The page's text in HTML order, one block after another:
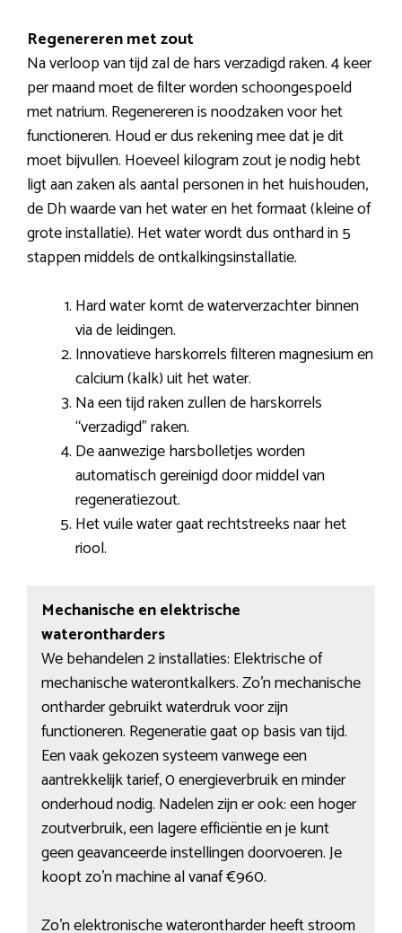
Regenereren met zout
Na verloop van tijd zal de hars verzadigd raken. 4 keer
per maand moet de filter worden schoongespoeld
met natrium. Regenereren is noodzaken voor het
functioneren. Houd er dus rekening mee dat je dit
moet bijvullen. Hoeveel kilogram zout je nodig hebt
ligt aan zaken als aantal personen in het huishouden,
de Dh waarde van het water en het formaat (kleine of
grote installatie). Het water wordt dus onthard in 5
stappen middels de ontkalkingsinstallatie.
Hard water komt de waterverzachter binnen
via de leidingen.
Innovatieve harskorrels filteren magnesium en
calcium (kalk) uit het water.
Na een tijd raken zullen de harskorrels
“verzadigd” raken.
De aanwezige harsbolletjes worden
automatisch gereinigd door middel van
regeneratiezout.
Het vuile water gaat rechtstreeks naar het
riool.
Mechanische en elektrische
waterontharders
We behandelen 2 installaties: Elektrische of
mechanische waterontkalkers. Zo’n mechanische
ontharder gebruikt waterdruk voor zijn
functioneren. Regeneratie gaat op basis van tijd.
Een vaak gekozen systeem vanwege een
aantrekkelijk tarief, 0 energieverbruik en minder
onderhoud nodig. Nadelen zijn er ook: een hoger
zoutverbruik, een lagere efficiëntie en je kunt
geen geavanceerde instellingen doorvoeren. Je
koopt zo’n machine al vanaf €960.
Zo’n elektronische waterontharder heeft stroom